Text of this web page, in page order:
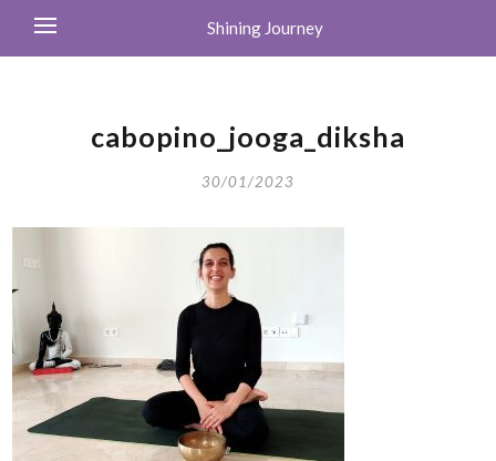
Shining Journey
cabopino_jooga_diksha
30/01/2023